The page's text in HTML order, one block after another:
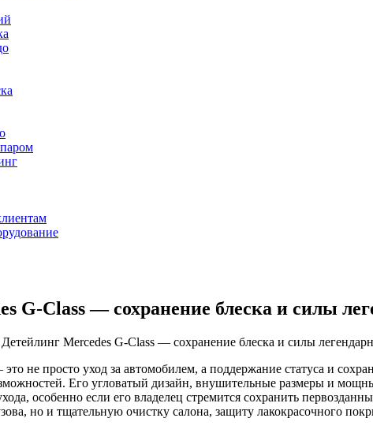
G-Class — сохранение блеска и силы
Детейлинг Mercedes G-Class — сохранение блеска и силы
это не просто уход за автомобилем, а поддержание статуса и
Его угловатый дизайн, внушительные размеры и
особенно если его владелец стремится сохранить
но и тщательную очистку салона, защиту лакокрасочного